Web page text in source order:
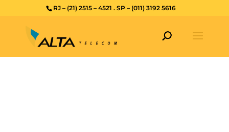
RJ – (21) 2515 – 4521 . SP – (011) 3192 5616